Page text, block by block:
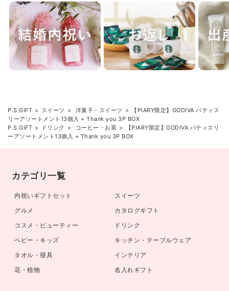
P.S.GIFT スイーツ 洋菓子・スイーツ
【PIARY限定】GODIVA パティス
リーアソートメント13個入 + Thank you 3P BOX
P.S.GIFT
ドリンク コーヒー・お茶
【PIARY限定】GODIVA パティスリ
ーアソートメント13個入 + Thank you 3P BOX
カテゴリ一覧
内祝いギフトセット
スイーツ
グルメ
カタログギフト
コスメ・ビューティー
ドリンク
ベビー・キッズ
キッチン・テーブルウェア
タオル・寝具
インテリア
花・植物
名入れギフト